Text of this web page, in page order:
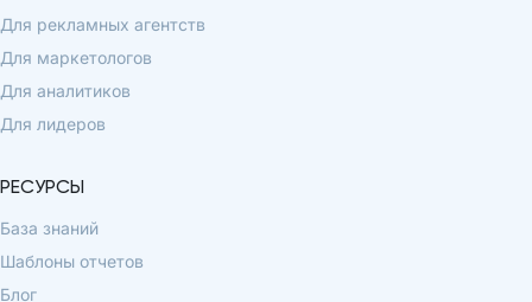
Для рекламных агентств
Для маркетологов
Для аналитиков
Для лидеров
РЕСУРСЫ
База знаний
Шаблоны отчетов
Блог